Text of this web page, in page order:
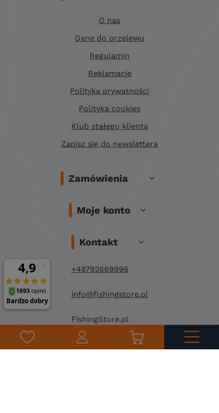
O nas
Dane do przelewu
Regulamin
Reklamacje
Polityka prywatności
Polityka cookies
Klub stałego klienta
Zapisz się do newslettera
Zamówienia
Moje konto
Kontakt
+48792669996
info@fishingstore.pl
FishingStore.pl
Kuznocin 1